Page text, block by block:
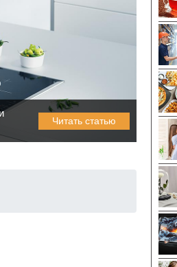
Читать статью